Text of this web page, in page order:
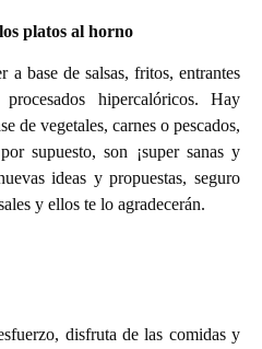
platos al horno
a base de salsas, fritos, entrantes
hipercalóricos. Hay
de vegetales, carnes o pescados,
supuesto, son ¡super sanas y
ideas y propuestas, seguro
y ellos te lo agradecerán.
disfruta de las comidas y